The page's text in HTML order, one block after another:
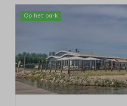
Op het park